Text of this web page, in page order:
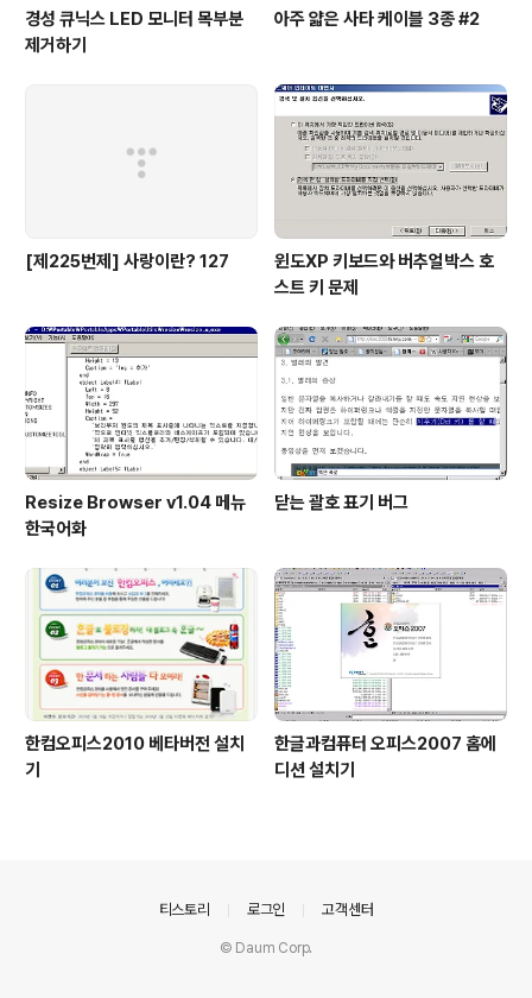
경성 큐닉스 LED 모니터 목부분
제거하기
아주 얇은 사타 케이블 3종 #2
[제225번제] 사랑이란? 127
윈도XP 키보드와 버추얼박스 호
스트 키 문제
Resize Browser v1.04 메뉴
한국어화
닫는 괄호 표기 버그
한컴오피스2010 베타버전 설치
기
한글과컴퓨터 오피스2007 홈에
디션 설치기
티스토리 로그인 고객센터
© Daum Corp.